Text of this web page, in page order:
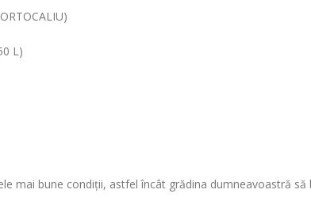
L)
mai bune condiții, astfel încât grădina dumneavoastră